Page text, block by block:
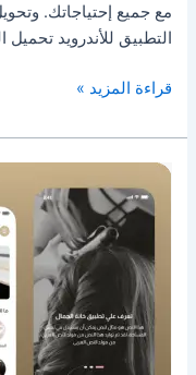
مع جميع إحتياجاتك.
التطبيق للأندرويد
قراءة المزيد »
تطبيق
خانة
الجمال